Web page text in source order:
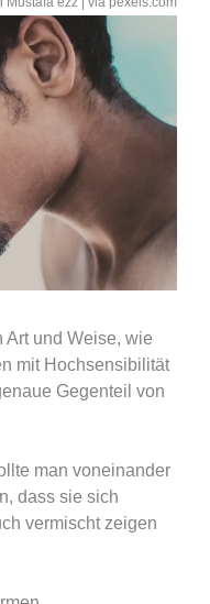
und Weise, wie
mit Hochsensibilität
Gegenteil von
man voneinander
dass sie sich
vermischt zeigen